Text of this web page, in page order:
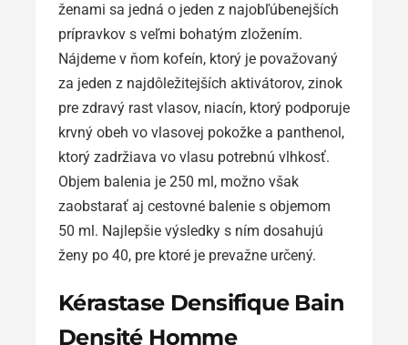
ženami sa jedná o jeden z najobľúbenejších
prípravkov s veľmi bohatým zložením.
Nájdeme v ňom kofeín, ktorý je považovaný
za jeden z najdôležitejších aktivátorov, zinok
pre zdravý rast vlasov, niacín, ktorý podporuje
krvný obeh vo vlasovej pokožke a panthenol,
ktorý zadržiava vo vlasu potrebnú vlhkosť.
Objem balenia je 250 ml, možno však
zaobstarať aj cestovné balenie s objemom
50 ml. Najlepšie výsledky s ním dosahujú
ženy po 40, pre ktoré je prevažne určený.
Kérastase Densifique Bain
Densité Homme